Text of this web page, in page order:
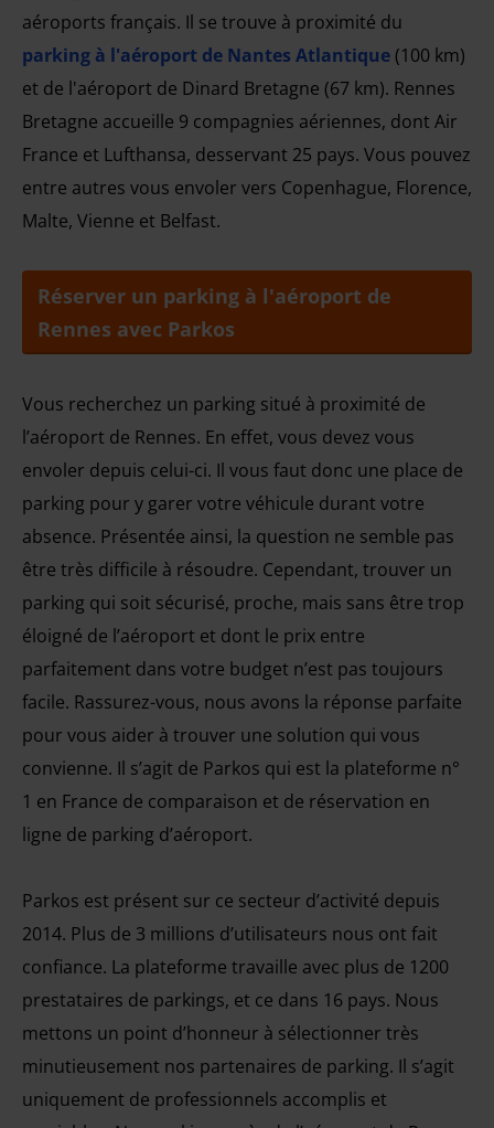
aéroports français. Il se trouve à proximité du
parking à l'aéroport de Nantes Atlantique (100 km)
et de l'aéroport de Dinard Bretagne (67 km). Rennes
Bretagne accueille 9 compagnies aériennes, dont Air
France et Lufthansa, desservant 25 pays. Vous pouvez
entre autres vous envoler vers Copenhague, Florence,
Malte, Vienne et Belfast.
Réserver un parking à l'aéroport de
Rennes avec Parkos
Vous recherchez un parking situé à proximité de
l’aéroport de Rennes. En effet, vous devez vous
envoler depuis celui-ci. Il vous faut donc une place de
parking pour y garer votre véhicule durant votre
absence. Présentée ainsi, la question ne semble pas
être très difficile à résoudre. Cependant, trouver un
parking qui soit sécurisé, proche, mais sans être trop
éloigné de l’aéroport et dont le prix entre
parfaitement dans votre budget n’est pas toujours
facile. Rassurez-vous, nous avons la réponse parfaite
pour vous aider à trouver une solution qui vous
convienne. Il s’agit de Parkos qui est la plateforme n°
1 en France de comparaison et de réservation en
ligne de parking d’aéroport.
Parkos est présent sur ce secteur d’activité depuis
2014. Plus de 3 millions d’utilisateurs nous ont fait
confiance. La plateforme travaille avec plus de 1200
prestataires de parkings, et ce dans 16 pays. Nous
mettons un point d’honneur à sélectionner très
minutieusement nos partenaires de parking. Il s’agit
uniquement de professionnels accomplis et